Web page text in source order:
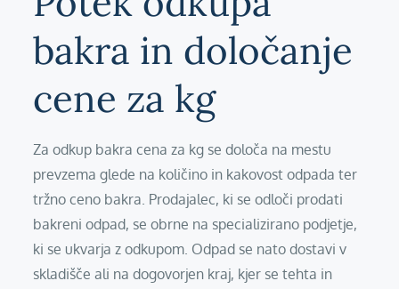
bakra in določanje
cene za kg
Za odkup bakra cena za kg se določa na mestu
prevzema glede na količino in kakovost odpada ter
tržno ceno bakra. Prodajalec, ki se odloči prodati
bakreni odpad, se obrne na specializirano podjetje,
ki se ukvarja z odkupom. Odpad se nato dostavi v
skladišče ali na dogovorjen kraj, kjer se tehta in